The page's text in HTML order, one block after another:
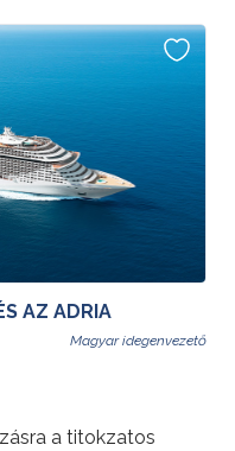
AZ ADRIA
Magyar idegenvezető
a titokzatos